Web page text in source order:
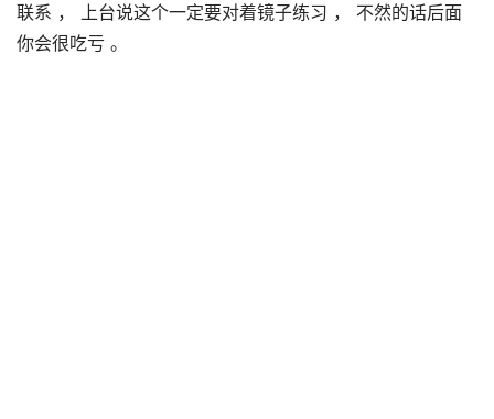
联系 ， 上台说这个一定要对着镜子练习 ， 不然的话后面
你会很吃亏 。